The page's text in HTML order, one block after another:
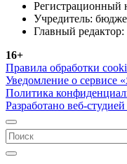
Регистрационный
Учредитель:
Главный
16+
Правила обработки
Уведомление о сервисе
Политика
Разработано веб-